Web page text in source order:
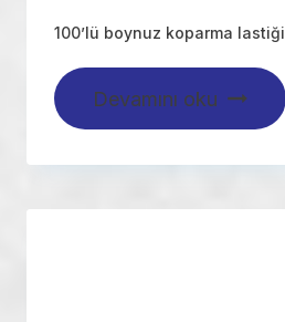
100’lü boynuz koparma lastiği
Devamını oku